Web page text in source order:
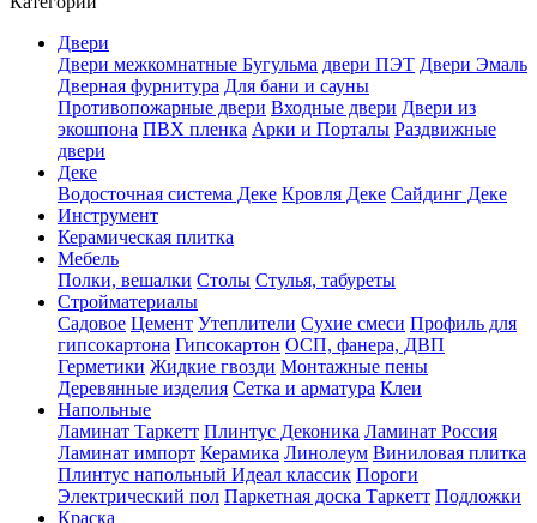
Двери
Двери межкомнатные Бугульма двери ПЭТ Двери Эмаль
Дверная фурнитура Для бани и сауны
Противопожарные двери Входные двери Двери из
экошпона ПВХ пленка Арки и Порталы Раздвижные
двери
Деке
Водосточная система Деке Кровля Деке Сайдинг Деке
Инструмент
Керамическая плитка
Мебель
Полки, вешалки Столы Стулья, табуреты
Стройматериалы
Садовое Цемент Утеплители Сухие смеси Профиль для
гипсокартона Гипсокартон ОСП, фанера, ДВП
Герметики Жидкие гвозди Монтажные пены
Деревянные изделия Сетка и арматура Клеи
Напольные
Ламинат Таркетт Плинтус Деконика Ламинат Россия
Ламинат импорт Керамика Линолеум Виниловая плитка
Плинтус напольный Идеал классик Пороги
Электрический пол Паркетная доска Таркетт Подложки
Краска